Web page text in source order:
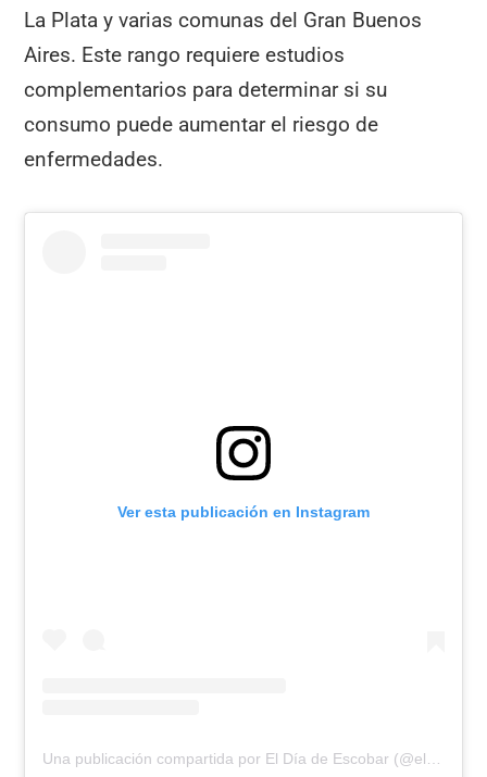
La Plata y varias comunas del Gran Buenos
Aires. Este rango requiere estudios
complementarios para determinar si su
consumo puede aumentar el riesgo de
enfermedades.
Ver esta publicación en Instagram